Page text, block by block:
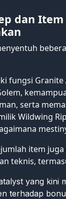
dan
fungsi
serta
Wildwing
item
teknis,
yang kini
terhadap